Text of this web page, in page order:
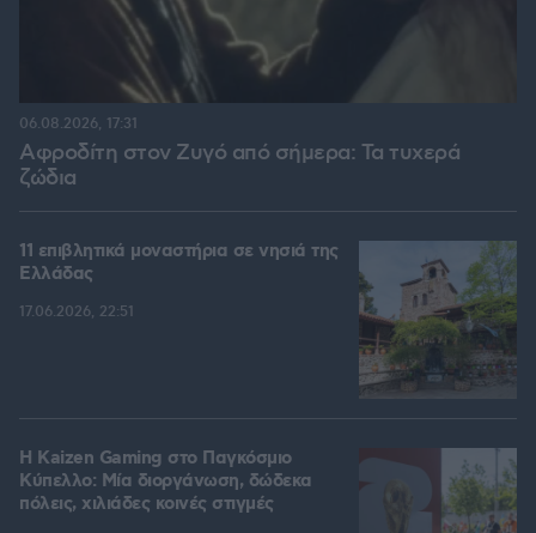
Αφροδίτη στον Ζυγό από σήμερα: Τα τυχερά
ζώδια
06.08.2026, 17:31
11 επιβλητικά μοναστήρια σε νησιά της
Ελλάδας
17.06.2026, 22:51
H Kaizen Gaming στο Παγκόσμιο
Kύπελλο: Μία διοργάνωση, δώδεκα
πόλεις, χιλιάδες κοινές στιγμές